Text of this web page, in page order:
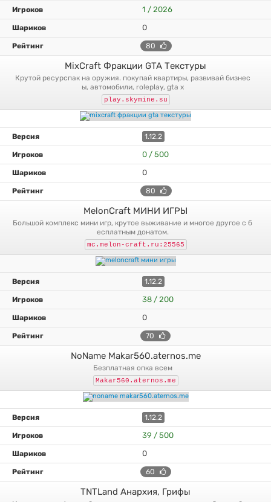
1 / 2026
0
80
MixCraft Фракции GTA Текстуры
крутой ресурспак на оружия. покупай квартиры, развивай бизнес
ы, автомобили, roleplay, gta x
play.skymine.su
1.12.2
0 / 500
0
80
MelonCraft МИНИ ИГРЫ
большой комплекс мини игр, крутое выживание и многое другое с б
есплатным донатом.
mc.melon-craft.ru:25565
1.12.2
38 / 200
0
70
NoName Makar560.aternos.me
безплатная опка всем
Makar560.aternos.me
1.12.2
39 / 500
0
60
TNTLand Анархия, Грифы